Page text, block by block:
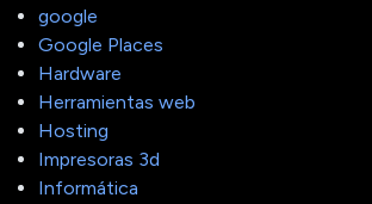
google
Google Places
Hardware
Herramientas web
Hosting
Impresoras 3d
Informática